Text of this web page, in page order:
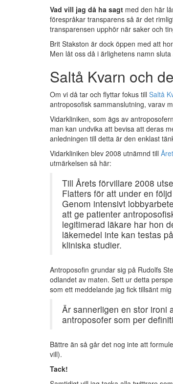
Vad vill jag då ha sagt med den här
förespråkar transparens så är det
transparensen upphör när saker och
Brit Stakston är dock öppen med att
Men låt oss då i ärlighetens namn
Saltå Kvarn och
Om vi då tar och flyttar fokus till Saltå
antroposofisk sammanslutning, varav
Vidarkliniken, som ägs av
man kan undvika att bevisa att deras
anledningen till detta är den enklast
Vidarkliniken blev 2008 utnämnd till
utmärkelsen så här:
Till Årets förvillare 2008
Flatters för att under en
Genom intensivt
att ge patienter
legitimerad läkare har hon
läkemedel inte kan testas
kliniska studier.
Antroposofin grundar sig på Rudolfs
odlandet av maten. Sett ur detta
som ett meddelande jag fick tillsänt
Är sannerligen en stor ironi
antroposofer som per
Bättre än så går det nog inte att
vill).
Tack!